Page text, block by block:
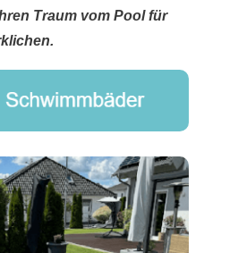
Traum vom Pool für